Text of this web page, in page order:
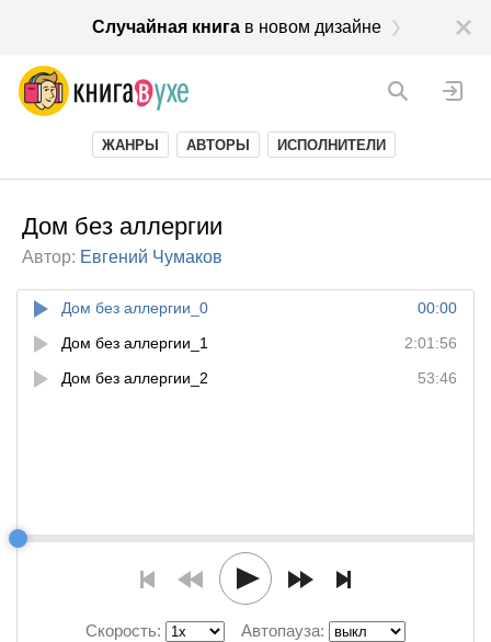
Случайная книгав новом дизайне
ЖАНРЫ АВТОРЫ ИСПОЛНИТЕЛИ
Дом без аллергии
Автор: Евгений Чумаков
00:00
Дом без аллергии_0
2:01:56
Дом без аллергии_1
53:46
Дом без аллергии_2
Скорость: Автопауза: